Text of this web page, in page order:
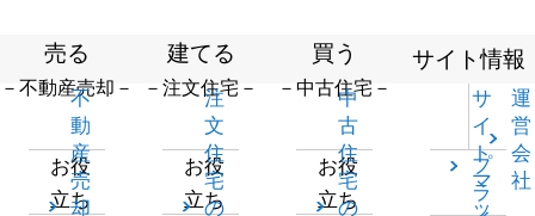
売る
－不動産売却－
不
動
産
売
却
お役
立ち
建てる
－注文住宅－
注
文
住
宅
の
お役
立ち
買う
－中古住宅－
中
古
住
宅
の
お役
立ち
サイト情報
サ
イ
ト
マ
ッ
運
営
会
社
プ
ラ